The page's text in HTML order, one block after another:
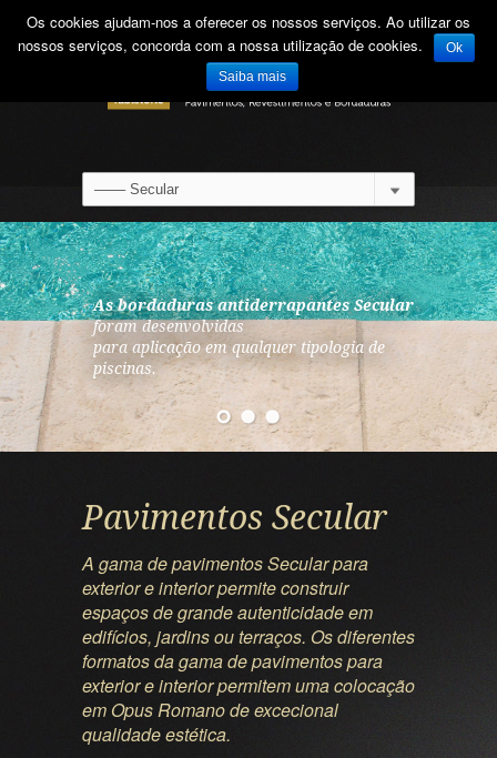
As bordaduras antiderrapantes Secular
foram desenvolvidas
para aplicação em qualquer tipologia de
piscinas.
O pavimento Secular permite uma
colocação
em Opus Romano de elevada qualidade
estética.
Secular é uma gama de pavimentos e
bordaduras
desenvolvida para diferentes tipos de
colocação em exterior ou interior.
Pavimentos Secular
A gama de pavimentos Secular para
exterior e interior permite construir
espaços de grande autenticidade em
edifícios, jardins ou terraços. Os diferentes
formatos da gama de pavimentos para
exterior e interior permitem uma colocação
em Opus Romano de excecional
qualidade estética.
Os cookies ajudam-nos a oferecer os nossos serviços. Ao utilizar os
nossos serviços, concorda com a nossa utilização de cookies.
Ok
Saiba mais